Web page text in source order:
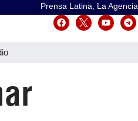
Prensa Latina, La Agencia